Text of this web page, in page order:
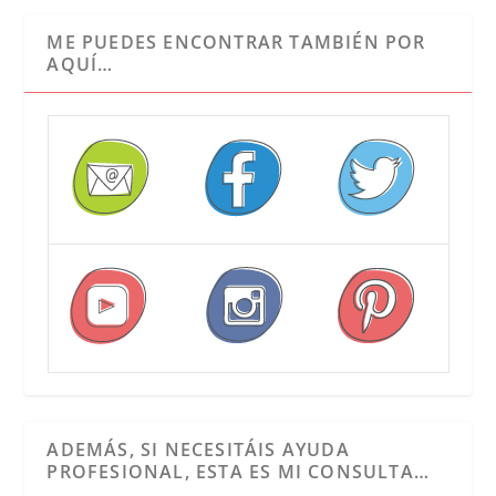
ME PUEDES ENCONTRAR TAMBIÉN POR
AQUÍ…
ADEMÁS, SI NECESITÁIS AYUDA
PROFESIONAL, ESTA ES MI CONSULTA…